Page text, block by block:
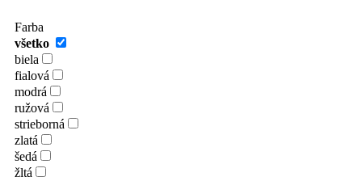
Farba
všetko
biela
fialová
modrá
ružová
strieborná
zlatá
šedá
žltá